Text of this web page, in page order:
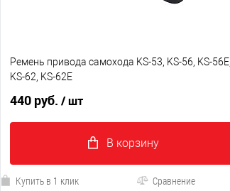
Ремень привода самохода KS-53, KS-56, KS-56E,
KS-62, KS-62E
440 руб. / шт
В корзину
Купить в 1 клик Сравнение